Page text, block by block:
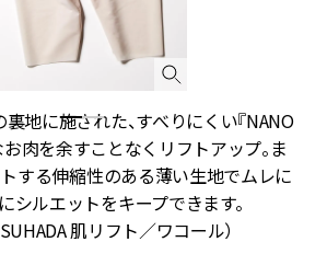
地に施された、すべりにくい『NANO
お肉を余すことなくリフトアップ。ま
トする伸縮性のある薄い生地でムレに
シルエットをキープできます。
肌リフト／ワコール）